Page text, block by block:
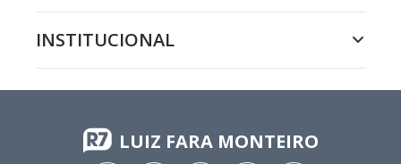
INSTITUCIONAL
LUIZ FARA MONTEIRO